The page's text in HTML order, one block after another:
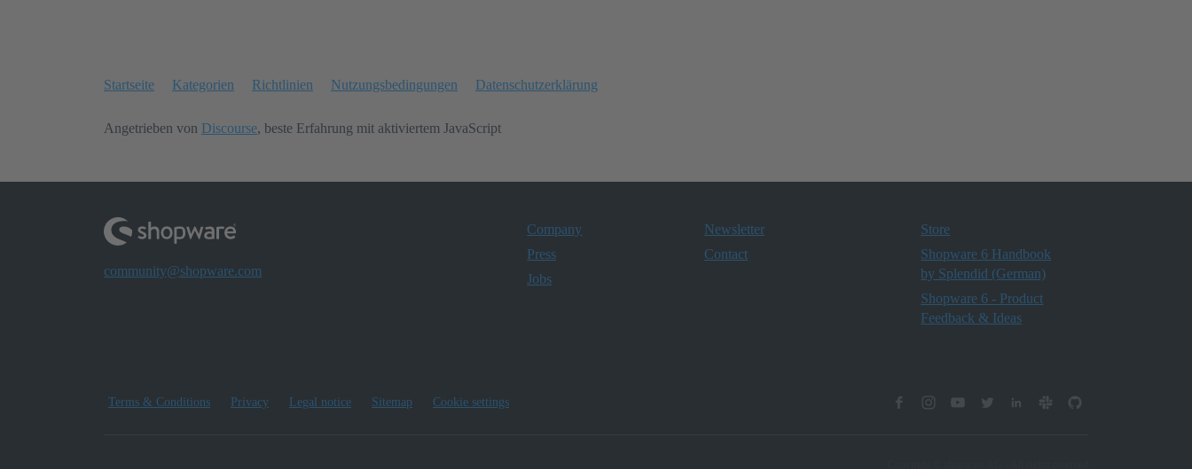
Startseite Kategorien Richtlinien Nutzungsbedingungen Datenschutzerklärung
Angetrieben von Discourse, beste Erfahrung mit aktiviertem JavaScript
community@shopware.com
Company
Press
Jobs
Newsletter
Contact
Store
Shopware 6 Handbook
by Splendid (German)
Shopware 6 - Product
Feedback & Ideas
Terms & Conditions Privacy Legal notice Sitemap Cookie settings